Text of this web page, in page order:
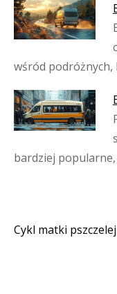
wśród podróżnych,
bardziej
Nawigacja
Cykl matki pszczelej